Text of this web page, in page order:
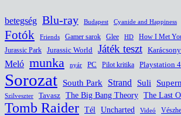
betegség Blu-ray Budapest Cyanide and Happiness
Fotók Friends Gamer sarok Glee HD How I Met
Jurassic Park
Jurassic World Játék teszt Karácsony
Meló munka nyár PC Pilot kritika Playstation 4
Sorozat South Park Strand Suli
Szilveszter Tavasz The Big Bang Theory The Last
Tomb Raider Tél Uncharted Videó